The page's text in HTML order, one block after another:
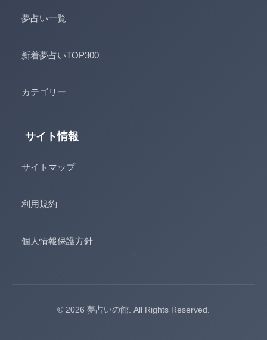
夢占い一覧
新着夢占いTOP300
カテゴリー
サイト情報
サイトマップ
利用規約
個人情報保護方針
© 2026 夢占いの館. All Rights Reserved.